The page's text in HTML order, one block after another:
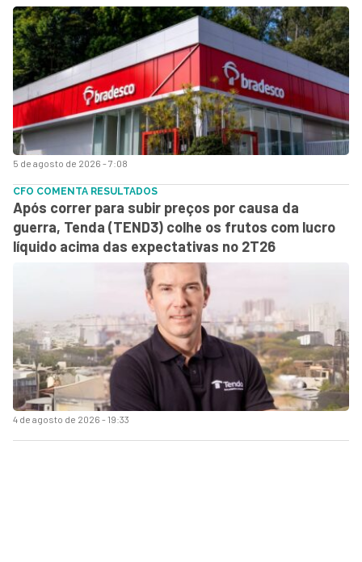
5 de agosto de 2026 - 7:08
4 de agosto de 2026 - 19:33
CFO COMENTA RESULTADOS
Após correr para subir preços por causa da
guerra, Tenda (TEND3) colhe os frutos com lucro
líquido acima das expectativas no 2T26